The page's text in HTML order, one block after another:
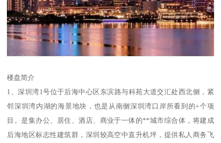
楼盘简介
1、深圳湾1号位于后海中心区东滨路与科苑大道交汇处西北侧，紧
邻深圳湾内湖的海景地块，也是从南侧深圳湾口岸所看到的+个项
目。是集办公、居住、酒店、商业于一体的**城市综合体，将建成
后海地区标志性建筑群，深圳较高空中直升机坪，提供私人商务飞